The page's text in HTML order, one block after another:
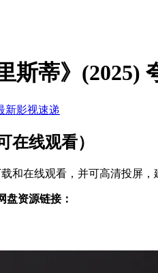
斯蒂》(2025)
新影视速递
在线观看）
和在线观看，并可高清投屏
盘资源链接：